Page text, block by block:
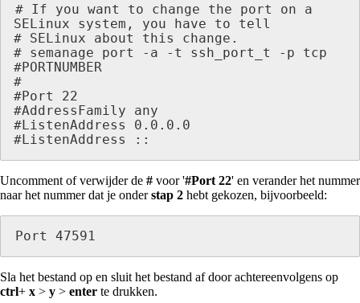
# If you want to change the port on a
SELinux system, you have to tell
# SELinux about this change.
# semanage port -a -t ssh_port_t -p tcp
#PORTNUMBER
#
#Port 22
#AddressFamily any
#ListenAddress 0.0.0.0
#ListenAddress ::
Uncomment of verwijder de # voor '#Port 22' en verander het nummer
naar het nummer dat je onderstap 2 hebt gekozen, bijvoorbeeld:
Port 47591
Sla het bestand op en sluit het bestand af door achtereenvolgens op
ctrl+ x > y > enter te drukken.